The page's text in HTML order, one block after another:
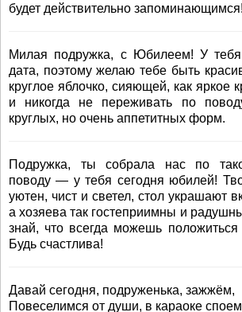
будет действительно запоминающимся!
Милая подружка, с Юбилеем! У тебя
дата, поэтому желаю тебе быть
круглое яблочко, сияющей, как яркое
и никогда не переживать по
круглых, но очень аппетитных форм.
Подружка, ты собрала нас по
поводу — у тебя сегодня юбилей!
уютен, чист и светел, стол украшают
а хозяева так гостеприимны и
знай, что всегда можешь положиться
Будь счастлива!
Давай сегодня, подруженька, зажжём,
Повеселимся от души, в караоке